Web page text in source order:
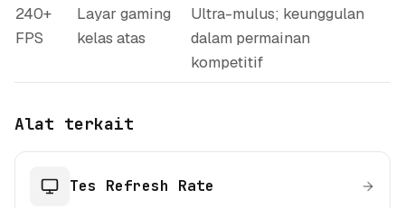
240+
FPS
Layar gaming
kelas atas
Ultra-mulus; keunggulan
dalam permainan
kompetitif
Alat terkait
Tes Refresh Rate